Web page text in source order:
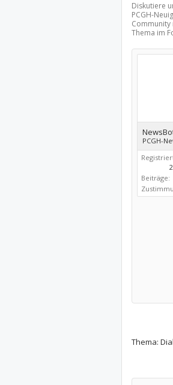
Diskutiere
PCGH-
Thema im
PCGH-
Beiträge:
Thema: